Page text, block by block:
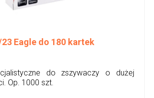
Eagle do 180 kartek
do zszywaczy o dużej
Op. 1000 szt.